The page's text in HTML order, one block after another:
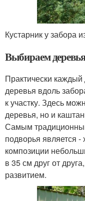
Кустарник у забора
Выбираем
Практически
деревья вдоль
к участку. Здесь
деревья, но и
Самым
подворья является -
композиции
в 35 см друг от
развитием.